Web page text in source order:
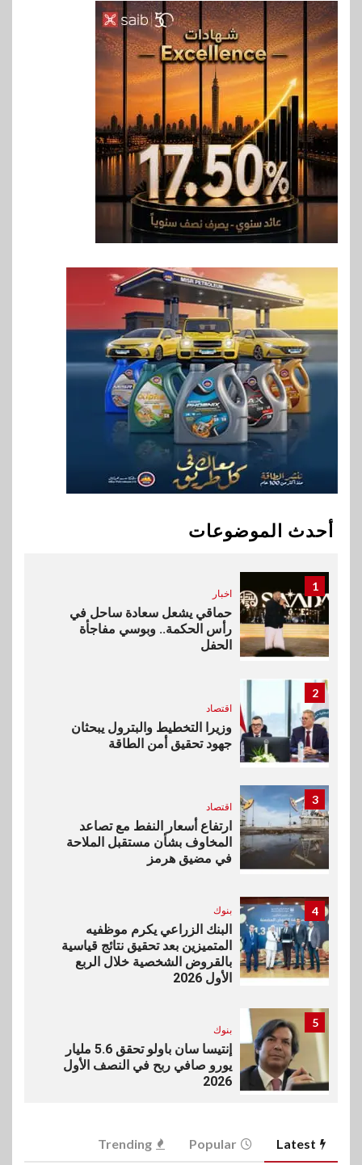
أحدث الموضوعات
6
اخبار
غرفة القاهرة تنظم ندوة إلكترونية
لدعم الصادرات وتحقيق
مستهدفات رؤية مصر 2030
7
بنوك
بنك مصر يشارك في فعالية اليوم
العالمي للشباب ويقدم العديد من
العروض المجانية
بنك QNB مصر يعزز جاهزية
المشروعات الصغيرة والمتوسطة
للنمو والتوسع
9 اخبار
فيكسد مصر و”حلول” تتشاركان
في تطوير أول منصة للسياحة
الصحية في مصر والشرق الأوسط
وأفريقيا Tour4Cure
سوق وصلة
جهازًا مثاليًا للشباب
1
اخبار
حماقي يشعل سعادة ساحل في
رأس الحكمة.. وبوسي مفاجأة
الحفل
2
اقتصاد
وزيرا التخطيط والبترول يبحثان
جهود تحقيق أمن الطاقة
3
اقتصاد
ارتفاع أسعار النفط مع تصاعد
المخاوف بشأن مستقبل الملاحة
في مضيق هرمز
4 بنوك
البنك الزراعي يكرم موظفيه
المتميزين بعد تحقيق نتائج قياسية
بالقروض الشخصية خلال الربع
الأول 2026
5
بنوك
إنتيسا سان باولو تحقق 5.6 مليار
يورو صافي ربح في النصف الأول
2026
غرفة القاهرة تنظم ندوة إلكترونية
Latest
Popular
Trending